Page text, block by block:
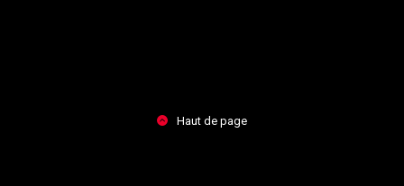
Haut de page